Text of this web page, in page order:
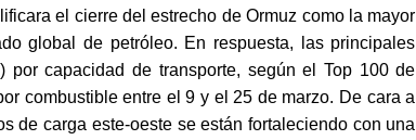
el cierre del estrecho de Ormuz como la mayor
global de petróleo. En respuesta, las principales
por capacidad de transporte, según el Top 100 de
combustible entre el 9 y el 25 de marzo. De cara a
de carga este-oeste se están fortaleciendo con una